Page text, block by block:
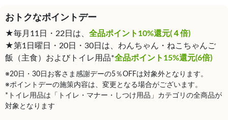
おトクなポイントデー
★毎月11日・22日は、 全品ポイント10%還元(４倍)
★第1日曜日・20日・30日は、わんちゃん・ねこちゃんご
飯（主食）およびトイレ用品*全品ポイント15%還元(6倍)
※20日・30日お客さま感謝デーの5％OFFは対象外となります。
※ポイントデーの施策内容は、変更となる場合がございます。
*トイレ用品は「トイレ・マナー・しつけ用品」カテゴリの全商品が
対象となります